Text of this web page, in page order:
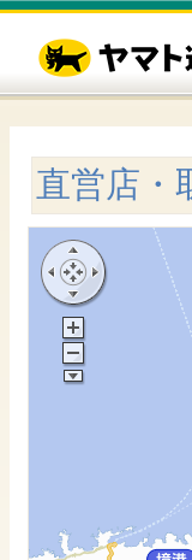
直営店・